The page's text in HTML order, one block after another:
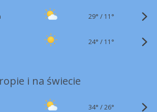
29° / 11°
24° / 11°
i na świecie
34° /26°